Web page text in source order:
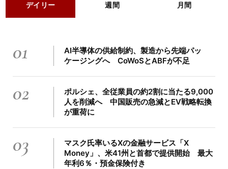
デイリー 週間 月間
01
AI半導体の供給制約、製造から先端パッ
ケージングへ CoWoSとABFが不足
02
ポルシェ、全従業員の約2割に当たる9,000
人を削減へ 中国販売の急減とEV戦略転換
が重荷に
03
マスク氏率いるXの金融サービス「X
Money」、米41州と首都で提供開始 最大
年利6％・預金保険付き